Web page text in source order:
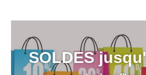
SOLDES